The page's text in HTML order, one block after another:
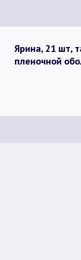
Ярина, 21 шт,
пленочной